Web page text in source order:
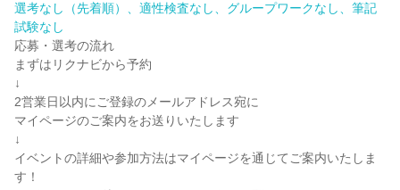
選考なし（先着順）、適性検査なし、グループワークなし、筆記
試験なし
応募・選考の流れ
まずはリクナビから予約
↓
2営業日以内にご登録のメールアドレス宛に
マイページのご案内をお送りいたします
↓
イベントの詳細や参加方法はマイページを通じてご案内いたしま
す！